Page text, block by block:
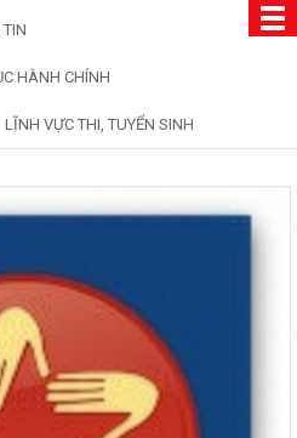
TIN
HÀNH CHÍNH
LĨNH VỰC THI, TUYỂN SINH